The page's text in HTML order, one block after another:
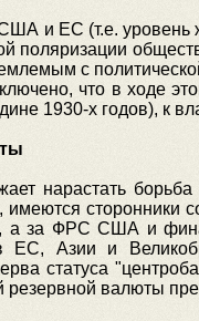
и ЕС (т.е. уровень
поляризации
с
что в ходе
1930-х годов), к
нарастать
имеются
за ФРС США и
Азии и
статуса
валюты